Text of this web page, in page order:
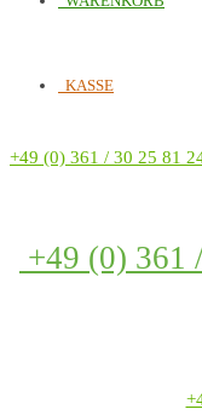
KASSE
+49 (0) 361 / 30 25 81
+49 (0) 361